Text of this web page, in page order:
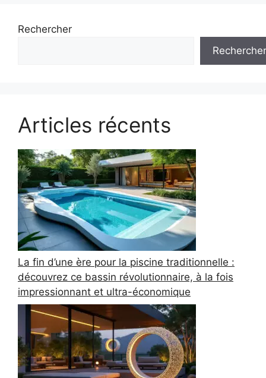
Rechercher
Rechercher
Articles récents
La fin d’une ère pour la piscine traditionnelle :
découvrez ce bassin révolutionnaire, à la fois
impressionnant et ultra-économique